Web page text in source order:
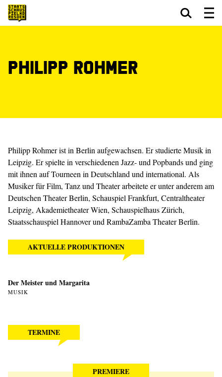
Philipp Rohmer
Philipp Rohmer ist in Berlin aufgewachsen. Er studierte Musik in
Leipzig. Er spielte in verschiedenen Jazz- und Popbands und ging
mit ihnen auf Tourneen in Deutschland und international. Als
Musiker für Film, Tanz und Theater arbeitete er unter anderem am
Deutschen Theater Berlin, Schauspiel Frankfurt, Centraltheater
Leipzig, Akademietheater Wien, Schauspielhaus Zürich,
Staatsschauspiel Hannover und RambaZamba Theater Berlin.
AKTUELLE PRODUKTIONEN
Der Meister und Margarita
MUSIK
TERMINE
PREMIERE